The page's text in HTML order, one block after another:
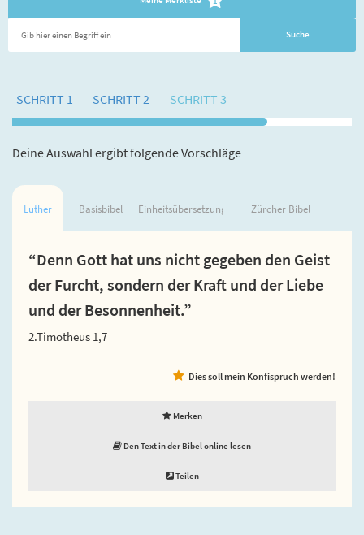
SCHRITT 1 SCHRITT 2 SCHRITT 3
Deine Auswahl ergibt folgende Vorschläge
Luther Basisbibel Einheitsübersetzung Zürcher Bibel
“Denn Gott hat uns nicht gegeben den Geist
der Furcht, sondern der Kraft und der Liebe
und der Besonnenheit.”
2.Timotheus 1,7
Dies soll mein Konfispruch werden!
Merken
Den Text in der Bibel online lesen
Teilen